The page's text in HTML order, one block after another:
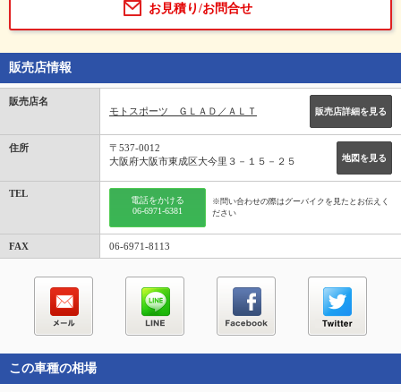
お見積り/お問合せ
販売店情報
販売店名
モトスポーツ ＧＬＡＤ／ＡＬＴ
販売店詳細を見る
住所
地図を見る
〒537-0012
大阪府大阪市東成区大今里３－１５－２５
TEL
電話をかける
06-6971-6381
※問い合わせの際はグーバイクを見たとお伝えく
ださい
FAX 06-6971-8113
この車種の相場